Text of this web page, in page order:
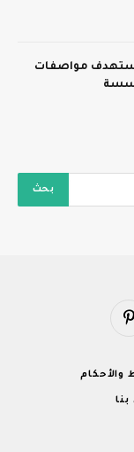
مواصفات
بينتيريست
والأحكام